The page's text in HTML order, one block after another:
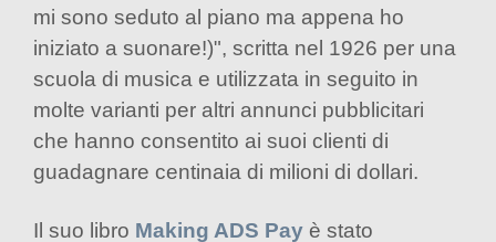
mi sono seduto al piano ma appena ho
iniziato a suonare!)", scritta nel 1926 per una
scuola di musica e utilizzata in seguito in
molte varianti per altri annunci pubblicitari
che hanno consentito ai suoi clienti di
guadagnare centinaia di milioni di dollari.
Il suo libro Making ADS Pay è stato